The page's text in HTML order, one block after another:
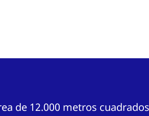
de 12.000 metros